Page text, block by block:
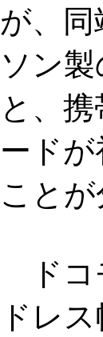
が、
ソン
と、
ード
こと
ドコ
ドレ